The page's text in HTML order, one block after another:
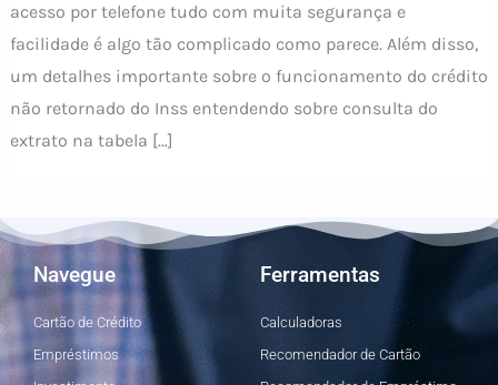
acesso por telefone tudo com muita segurança e
facilidade é algo tão complicado como parece. Além disso,
um detalhes importante sobre o funcionamento do crédito
não retornado do Inss entendendo sobre consulta do
extrato na tabela […]
Navegue
Cartão de Crédito
Empréstimos
Ferramentas
Calculadoras
Recomendador de Cartão